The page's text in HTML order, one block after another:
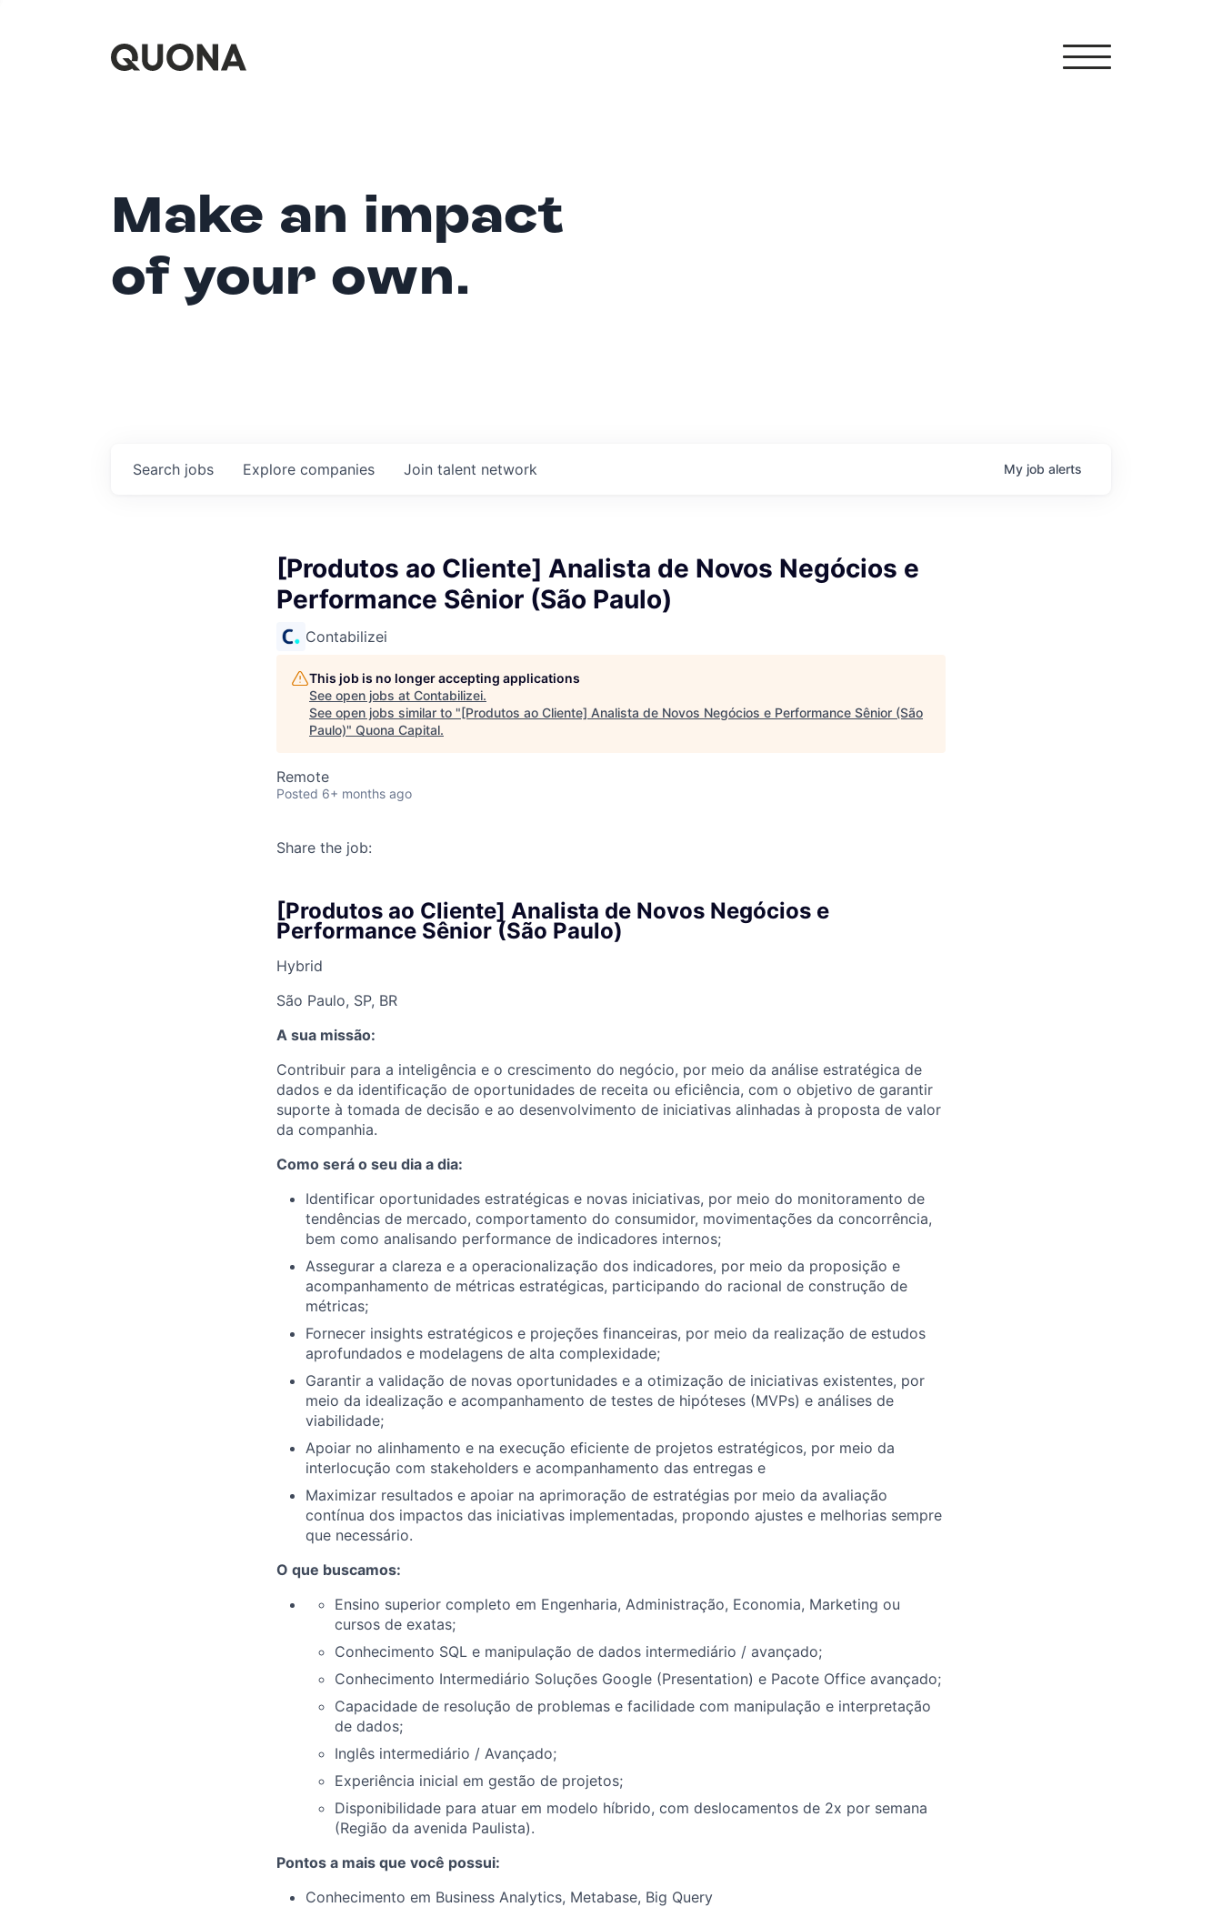
Make an impact
of your own.
Search jobs Explore companies Join talent network My job alerts
[Produtos ao Cliente] Analista de Novos Negócios e
Performance Sênior (São Paulo)
Contabilizei
This job is no longer accepting applications
See open jobs at Contabilizei.
See open jobs similar to "[Produtos ao Cliente] Analista de Novos Negócios e Performance Sênior (São
Paulo)" Quona Capital.
Remote
Posted 6+ months ago
Share the job:
[Produtos ao Cliente] Analista de Novos Negócios e
Performance Sênior (São Paulo)
Hybrid
São Paulo, SP, BR
A sua missão:
Contribuir para a inteligência e o crescimento do negócio, por meio da análise estratégica de
dados e da identificação de oportunidades de receita ou eficiência, com o objetivo de garantir
suporte à tomada de decisão e ao desenvolvimento de iniciativas alinhadas à proposta de valor
da companhia.
Como será o seu dia a dia:
Identificar oportunidades estratégicas e novas iniciativas, por meio do monitoramento de
tendências de mercado, comportamento do consumidor, movimentações da concorrência,
bem como analisando performance de indicadores internos;
Assegurar a clareza e a operacionalização dos indicadores, por meio da proposição e
acompanhamento de métricas estratégicas, participando do racional de construção de
métricas;
Fornecer insights estratégicos e projeções financeiras, por meio da realização de estudos
aprofundados e modelagens de alta complexidade;
Garantir a validação de novas oportunidades e a otimização de iniciativas existentes, por
meio da idealização e acompanhamento de testes de hipóteses (MVPs) e análises de
viabilidade;
Apoiar no alinhamento e na execução eficiente de projetos estratégicos, por meio da
interlocução com stakeholders e acompanhamento das entregas e
Maximizar resultados e apoiar na aprimoração de estratégias por meio da avaliação
contínua dos impactos das iniciativas implementadas, propondo ajustes e melhorias sempre
que necessário.
O que buscamos:
Ensino superior completo em Engenharia, Administração, Economia, Marketing ou
cursos de exatas;
Conhecimento SQL e manipulação de dados intermediário / avançado;
Conhecimento Intermediário Soluções Google (Presentation) e Pacote Office avançado;
Capacidade de resolução de problemas e facilidade com manipulação e interpretação
de dados;
Inglês intermediário / Avançado;
Experiência inicial em gestão de projetos;
Disponibilidade para atuar em modelo híbrido, com deslocamentos de 2x por semana
(Região da avenida Paulista).
Pontos a mais que você possui:
Conhecimento em Business Analytics, Metabase, Big Query